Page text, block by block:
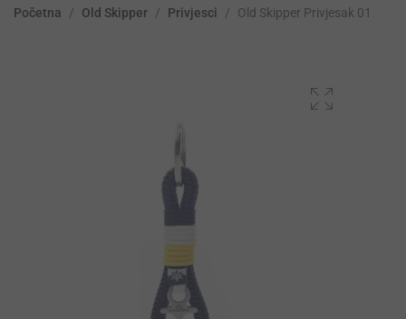
Početna / Old Skipper / Privjesci / Old Skipper Privjesak 01